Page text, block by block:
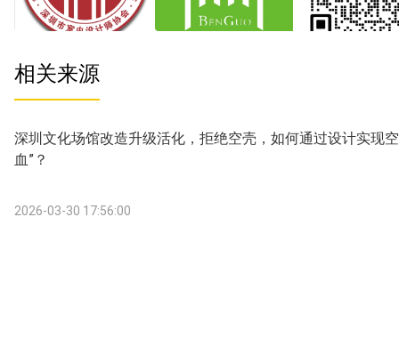
相关来源
深圳文化场馆改造升级活化，拒绝空壳，如何通过设计实现
血”？
2026-03-30 17:56:00